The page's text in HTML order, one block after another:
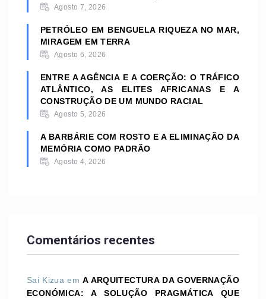
Agosto 7, 2026
PETRÓLEO EM BENGUELA RIQUEZA NO MAR,
MIRAGEM EM TERRA
Agosto 6, 2026
ENTRE A AGÊNCIA E A COERÇÃO: O TRÁFICO
ATLÂNTICO, AS ELITES AFRICANAS E A
CONSTRUÇÃO DE UM MUNDO RACIAL
Agosto 5, 2026
A BARBÁRIE COM ROSTO E A ELIMINAÇÃO DA
MEMÓRIA COMO PADRÃO
Agosto 4, 2026
Comentários recentes
Sai Kizua emA ARQUITECTURA DA GOVERNAÇÃO
ECONÓMICA: A SOLUÇÃO PRAGMÁTICA QUE